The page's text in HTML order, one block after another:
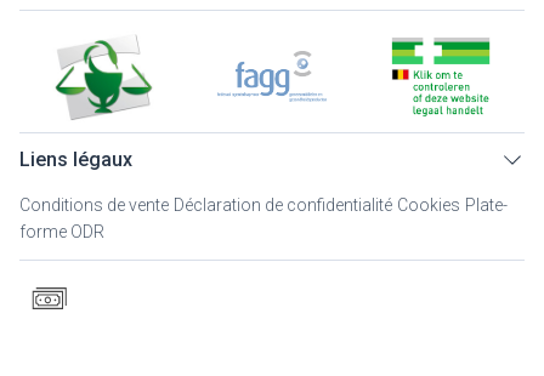
Liens légaux
Conditions de vente Déclaration de confidentialité Cookies Plate-
forme ODR